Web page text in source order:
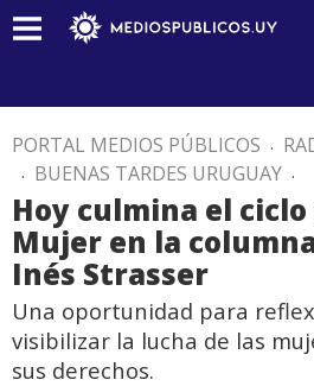
PORTAL MEDIOS PÚBLICOS .
. BUENAS TARDES URUGUAY .
Hoy culmina el
Mujer en la
Inés Strasser
Una oportunidad para
visibilizar la lucha de las
sus derechos.